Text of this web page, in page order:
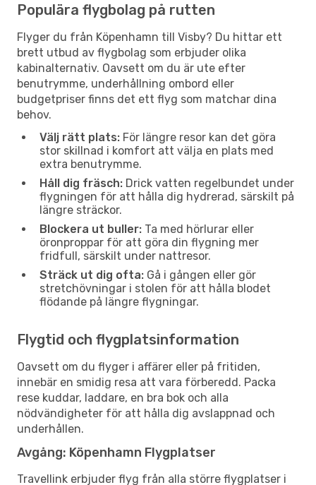
Populära flygbolag på rutten
Flyger du från Köpenhamn till Visby? Du hittar ett
brett utbud av flygbolag som erbjuder olika
kabinalternativ. Oavsett om du är ute efter
benutrymme, underhållning ombord eller
budgetpriser finns det ett flyg som matchar dina
behov.
Välj rätt plats: För längre resor kan det göra
stor skillnad i komfort att välja en plats med
extra benutrymme.
Håll dig fräsch: Drick vatten regelbundet under
flygningen för att hålla dig hydrerad, särskilt på
längre sträckor.
Blockera ut buller: Ta med hörlurar eller
öronproppar för att göra din flygning mer
fridfull, särskilt under nattresor.
Sträck ut dig ofta: Gå i gången eller gör
stretchövningar i stolen för att hålla blodet
flödande på längre flygningar.
Flygtid och flygplatsinformation
Oavsett om du flyger i affärer eller på fritiden,
innebär en smidig resa att vara förberedd. Packa
rese kuddar, laddare, en bra bok och alla
nödvändigheter för att hålla dig avslappnad och
underhållen.
Avgång: Köpenhamn Flygplatser
Travellink erbjuder flyg från alla större flygplatser i